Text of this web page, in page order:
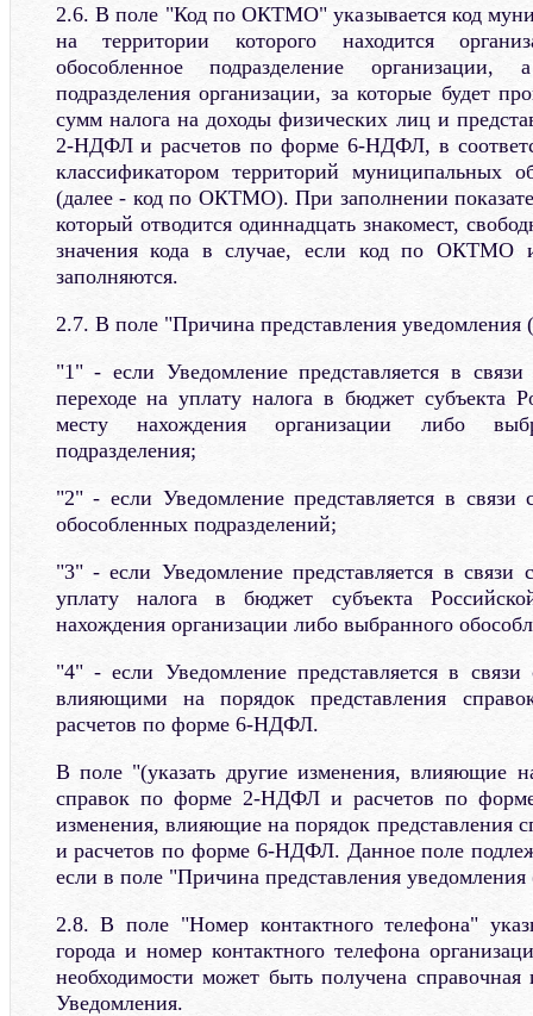
2.6. В поле "Код по ОКТМО" указывается код
на территории которого находится
обособленное подразделение
подразделения организации, за которые будет
сумм налога на доходы физических лиц и
2-НДФЛ и расчетов по форме 6-НДФЛ, в
классификатором территорий муниципальных
(далее - код по ОКТМО). При заполнении
который отводится одиннадцать знакомест,
значения кода в случае, если код по ОКТМО
заполняются.
2.7. В поле "Причина представления уведомления
"1" - если Уведомление представляется в
переходе на уплату налога в бюджет субъекта
месту нахождения организации либо
подразделения;
"2" - если Уведомление представляется в связи
обособленных подразделений;
"3" - если Уведомление представляется в связи
уплату налога в бюджет субъекта
нахождения организации либо выбранного
"4" - если Уведомление представляется в
влияющими на порядок представления
расчетов по форме 6-НДФЛ.
В поле "(указать другие изменения, влияющие
справок по форме 2-НДФЛ и расчетов по
изменения, влияющие на порядок
и расчетов по форме 6-НДФЛ. Данное поле
если в поле "Причина представления
2.8. В поле "Номер контактного телефона"
города и номер контактного телефона
необходимости может быть получена
Уведомления.